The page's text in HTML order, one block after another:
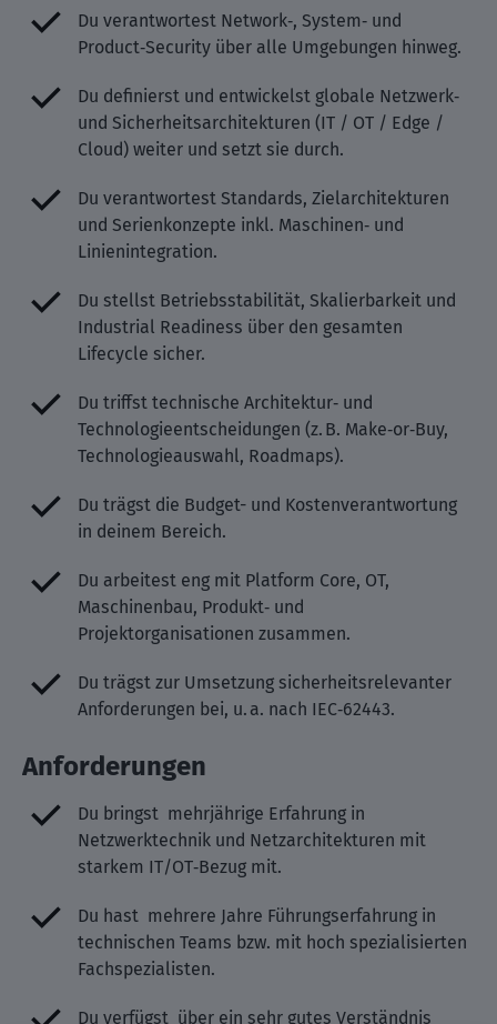
Du verantwortest Network‑, System‑ und
Product‑Security über alle Umgebungen hinweg.
Du definierst und entwickelst globale Netzwerk‑
und Sicherheitsarchitekturen (IT / OT / Edge /
Cloud) weiter und setzt sie durch.
Du verantwortest Standards, Zielarchitekturen
und Serienkonzepte inkl. Maschinen‑ und
Linienintegration.
Du stellst Betriebsstabilität, Skalierbarkeit und
Industrial Readiness über den gesamten
Lifecycle sicher.
Du triffst technische Architektur‑ und
Technologieentscheidungen (z. B. Make‑or‑Buy,
Technologieauswahl, Roadmaps).
Du trägst die Budget- und Kostenverantwortung
in deinem Bereich.
Du arbeitest eng mit Platform Core, OT,
Maschinenbau, Produkt‑ und
Projektorganisationen zusammen.
Du trägst zur Umsetzung sicherheitsrelevanter
Anforderungen bei, u. a. nach IEC‑62443.
Anforderungen
Du bringst mehrjährige Erfahrung in
Netzwerktechnik und Netzarchitekturen mit
starkem IT/OT‑Bezug mit.
Du hast mehrere Jahre Führungserfahrung in
technischen Teams bzw. mit hoch spezialisierten
Fachspezialisten.
Du verfügst über ein sehr gutes Verständnis